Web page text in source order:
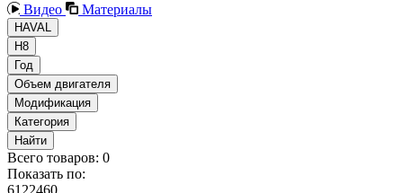
Видео Материалы
HAVAL
H8
Год
Объем двигателя
Модификация
Категория
Найти
Всего товаров: 0
Показать по:
6122460